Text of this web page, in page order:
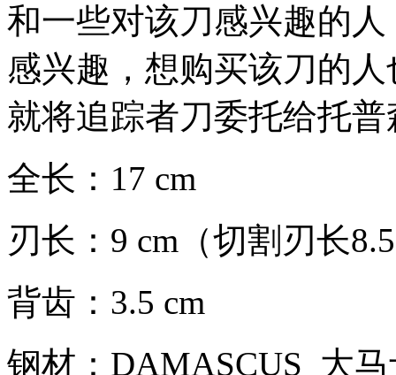
和一些对该刀感兴趣的
感兴趣，想购买该刀的
就将追踪者刀委托给托
全长：17 cm
刃长：9 cm（切割刃长
背齿：3.5 cm
钢材：DAMASCUS 大